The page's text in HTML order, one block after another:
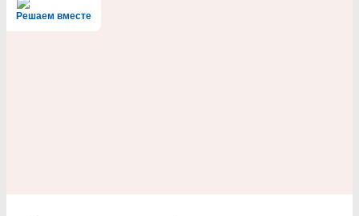
Решаем вместе